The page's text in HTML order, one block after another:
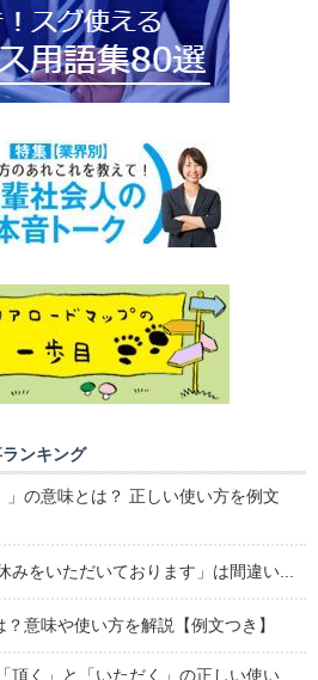
ンキング
」の意味とは？ 正しい使い方を例文
みをいただいております」は間違い...
？意味や使い方を解説【例文つき】
頂く」と「いただく」の正しい使い